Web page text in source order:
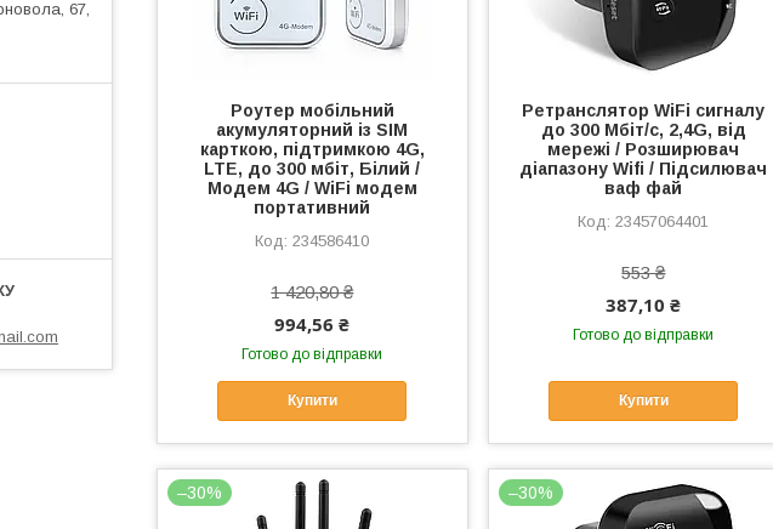
Роутер мобільний
акумуляторний із SIM
карткою, підтримкою 4G,
LTE, до 300 мбіт, Білий /
Модем 4G / WiFi модем
портативний
234586410
1 420,80 ₴
994,56 ₴
Готово до відправки
Купити
Ретранслятор WiFi сигналу
до 300 Мбіт/с, 2,4G, від
мережі / Розширювач
діапазону Wifi / Підсилювач
ваф фай
23457064401
553 ₴
387,10 ₴
Готово до відправки
Купити
–30% –30%
67,